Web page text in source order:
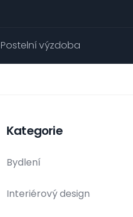
Postelní výzdoba
Kategorie
Bydlení
Interiérový design